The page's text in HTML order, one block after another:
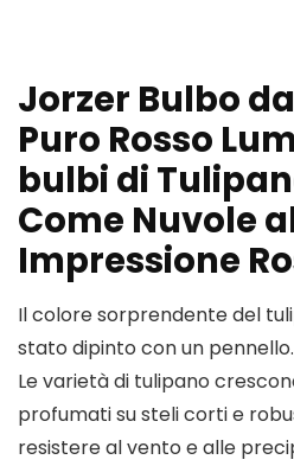
Jorzer Bulbo
Puro Rosso
bulbi di
Come Nuvole
Impressione
Il colore sorprendente del
stato dipinto con un pennello.
Le varietà di tulipano
profumati su steli corti e
resistere al vento e alle